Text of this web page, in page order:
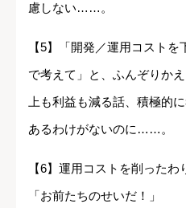
慮しない……。
【5】「開発／運用コスト
で考えて」と、ふんぞりか
上も利益も減る話、積極的
あるわけがないのに……。
【6】運用コストを削った
「お前たちのせいだ！」